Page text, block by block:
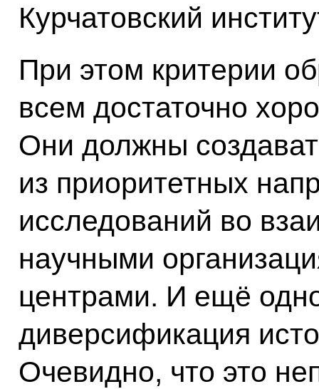
Курчатовский
При этом критерии
всем достаточно
Они должны
из приоритетных
исследований во
научными
центрами. И ещё
диверсификация
Очевидно, что это